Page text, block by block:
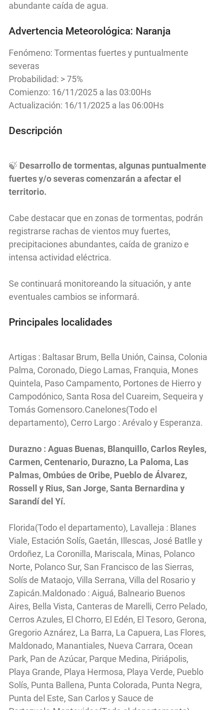
abundante caída de agua.
Advertencia Meteorológica: Naranja
Fenómeno: Tormentas fuertes y puntualmente
severas
Probabilidad: > 75%
Comienzo: 16/11/2025 a las 03:00Hs
Actualización: 16/11/2025 a las 06:00Hs
Descripción
🍃 Desarrollo de tormentas, algunas puntualmente
fuertes y/o severas comenzarán a afectar el
territorio.
Cabe destacar que en zonas de tormentas, podrán
registrarse rachas de vientos muy fuertes,
precipitaciones abundantes, caída de granizo e
intensa actividad eléctrica.
Se continuará monitoreando la situación, y ante
eventuales cambios se informará.
Principales localidades
Artigas : Baltasar Brum, Bella Unión, Cainsa, Colonia
Palma, Coronado, Diego Lamas, Franquia, Mones
Quintela, Paso Campamento, Portones de Hierro y
Campodónico, Santa Rosa del Cuareim, Sequeira y
Tomás Gomensoro.Canelones(Todo el
departamento), Cerro Largo : Arévalo y Esperanza.
Durazno : Aguas Buenas, Blanquillo, Carlos Reyles,
Carmen, Centenario, Durazno, La Paloma, Las
Palmas, Ombúes de Oribe, Pueblo de Álvarez,
Rossell y Rius, San Jorge, Santa Bernardina y
Sarandí del Yí.
Florida(Todo el departamento), Lavalleja : Blanes
Viale, Estación Solís, Gaetán, Illescas, José Batlle y
Ordoñez, La Coronilla, Mariscala, Minas, Polanco
Norte, Polanco Sur, San Francisco de las Sierras,
Solís de Mataojo, Villa Serrana, Villa del Rosario y
Zapicán.Maldonado : Aiguá, Balneario Buenos
Aires, Bella Vista, Canteras de Marelli, Cerro Pelado,
Cerros Azules, El Chorro, El Edén, El Tesoro, Gerona,
Gregorio Aznárez, La Barra, La Capuera, Las Flores,
Maldonado, Manantiales, Nueva Carrara, Ocean
Park, Pan de Azúcar, Parque Medina, Piriápolis,
Playa Grande, Playa Hermosa, Playa Verde, Pueblo
Solís, Punta Ballena, Punta Colorada, Punta Negra,
Punta del Este, San Carlos y Sauce de